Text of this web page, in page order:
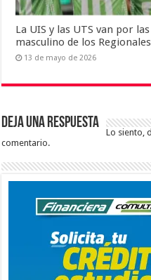
La UIS y las UTS van por
masculino de los Regionales
13 de mayo de 2026
Deja una respuesta
Lo siento,
comentario.